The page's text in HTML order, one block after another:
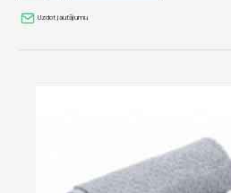
Uzdot jautājumu